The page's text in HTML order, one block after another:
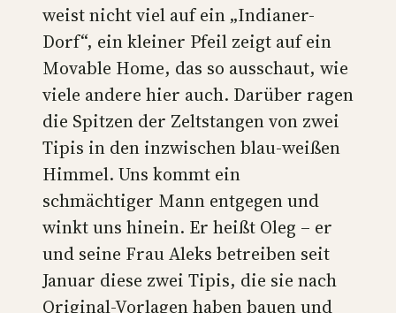
weist nicht viel auf ein „Indianer-
Dorf“, ein kleiner Pfeil zeigt auf ein
Movable Home, das so ausschaut, wie
viele andere hier auch. Darüber ragen
die Spitzen der Zeltstangen von zwei
Tipis in den inzwischen blau-weißen
Himmel. Uns kommt ein
schmächtiger Mann entgegen und
winkt uns hinein. Er heißt Oleg – er
und seine Frau Aleks betreiben seit
Januar diese zwei Tipis, die sie nach
Original-Vorlagen haben bauen und